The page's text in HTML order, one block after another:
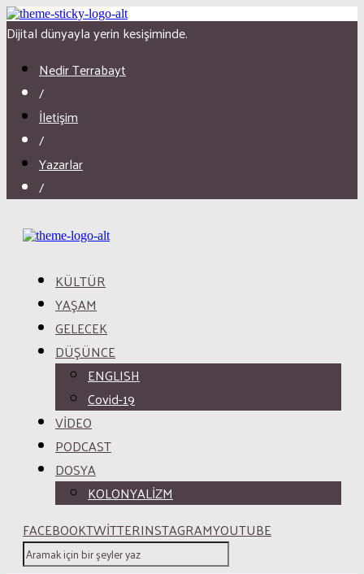
Dijital dünyayla yerin kesişiminde.
Nedir Terrabayt
/
İletişim
/
Yazarlar
/
KÜLTÜR
YAŞAM
GELECEK
DÜŞÜNCE
ENGLISH
Covid-19
VİDEO
PODCAST
DOSYA
KOLONYALİZM
FACEBOOKTWITTERINSTAGRAMYOUTUBE